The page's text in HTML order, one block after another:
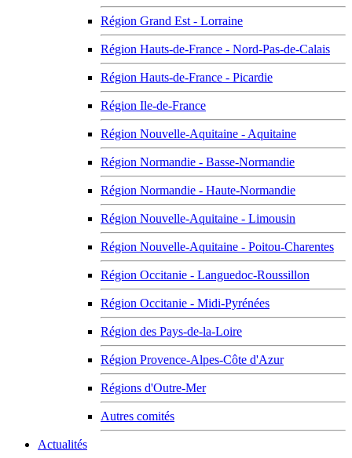
Région Grand Est - Lorraine
Région Hauts-de-France - Nord-Pas-de-Calais
Région Hauts-de-France - Picardie
Région Ile-de-France
Région Nouvelle-Aquitaine - Aquitaine
Région Normandie - Basse-Normandie
Région Normandie - Haute-Normandie
Région Nouvelle-Aquitaine - Limousin
Région Nouvelle-Aquitaine - Poitou-Charentes
Région Occitanie - Languedoc-Roussillon
Région Occitanie - Midi-Pyrénées
Région des Pays-de-la-Loire
Région Provence-Alpes-Côte d'Azur
Régions d'Outre-Mer
Autres comités
Actualités